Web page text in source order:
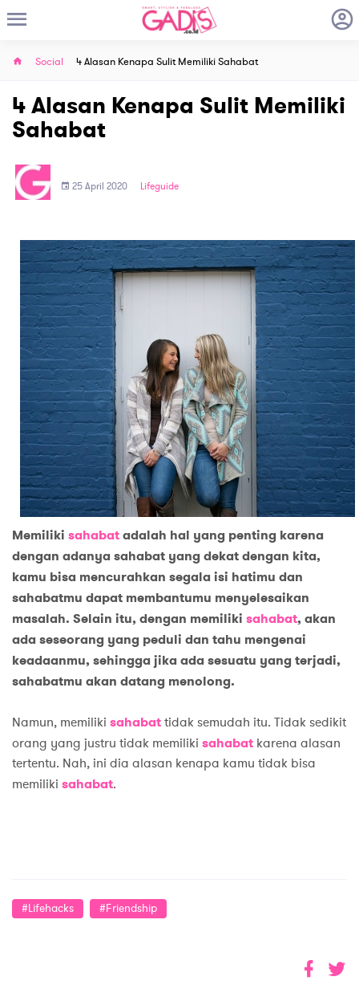
Social 4 Alasan Kenapa Sulit Memiliki Sahabat
4 Alasan Kenapa Sulit Memiliki
Sahabat
25 April 2020 Lifeguide
Memiliki sahabatadalah hal yang penting karena
dengan adanya sahabat yang dekat dengan kita,
kamu bisa mencurahkan segala isi hatimu dan
sahabatmu dapat membantumu menyelesaikan
masalah. Selain itu, dengan memiliki sahabat, akan
ada seseorang yang peduli dan tahu mengenai
keadaanmu, sehingga jika ada sesuatu yang terjadi,
sahabatmu akan datang menolong.
Namun, memiliki sahabattidak semudah itu. Tidak sedikit
orang yang justru tidak memiliki sahabat karena alasan
tertentu. Nah, ini dia alasan kenapa kamu tidak bisa
memiliki sahabat.
#lifehacks #Friendship